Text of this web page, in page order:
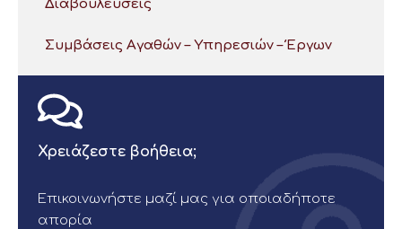
Διαβουλεύσεις
Συμβάσεις Αγαθών – Υπηρεσιών – Έργων
Χρειάζεστε βοήθεια;
Επικοινωνήστε μαζί μας για οποιαδήποτε
απορία